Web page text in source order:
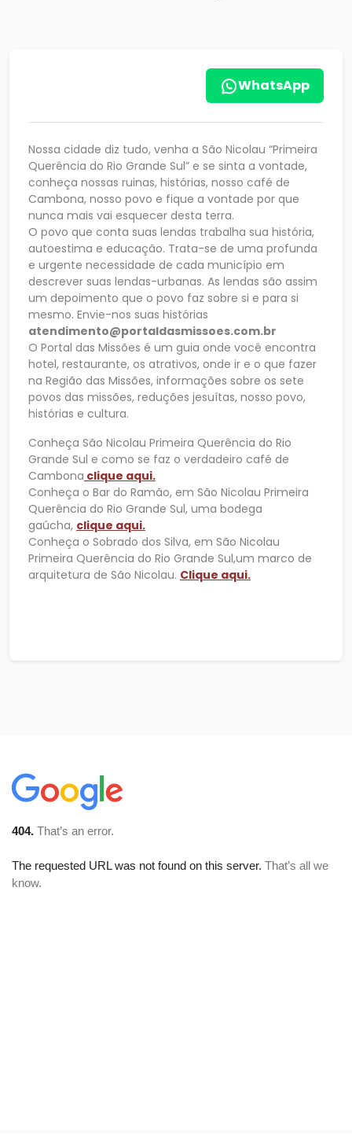
WhatsApp
Nossa cidade diz tudo, venha a São Nicolau “Primeira
Querência do Rio Grande Sul” e se sinta a vontade,
conheça nossas ruinas, histórias, nosso café de
Cambona, nosso povo e fique a vontade por que
nunca mais vai esquecer desta terra.
O povo que conta suas lendas trabalha sua história,
autoestima e educação. Trata-se de uma profunda
e urgente necessidade de cada município em
descrever suas lendas-urbanas. As lendas são assim
um depoimento que o povo faz sobre si e para si
mesmo. Envie-nos suas histórias
atendimento@portaldasmissoes.com.br
O Portal das Missões é um guia onde você encontra
hotel, restaurante, os atrativos, onde ir e o que fazer
na Região das Missões, informações sobre os sete
povos das missões, reduções jesuítas, nosso povo,
histórias e cultura.
Conheça São Nicolau Primeira Querência do Rio
Grande Sul e como se faz o verdadeiro café de
Cambona clique aqui.
Conheça o Bar do Ramão, em São Nicolau Primeira
Querência do Rio Grande Sul, uma bodega
gaúcha, clique aqui.
Conheça o Sobrado dos Silva, em São Nicolau
Primeira Querência do Rio Grande Sul,um marco de
arquitetura de São Nicolau. Clique aqui.